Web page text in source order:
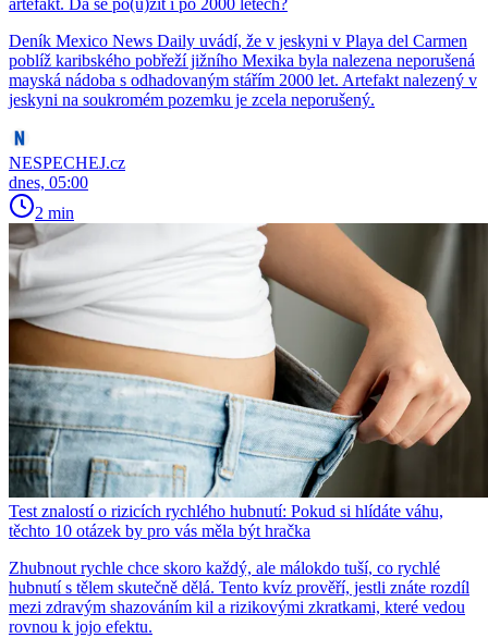
artefakt. Dá se po(u)žít i po 2000 letech?
Deník Mexico News Daily uvádí, že v jeskyni v Playa del Carmen
poblíž karibského pobřeží jižního Mexika byla nalezena neporušená
mayská nádoba s odhadovaným stářím 2000 let. Artefakt nalezený v
jeskyni na soukromém pozemku je zcela neporušený.
NESPECHEJ.cz
dnes, 05:00
2 min
Test znalostí o rizicích rychlého hubnutí: Pokud si hlídáte váhu,
těchto 10 otázek by pro vás měla být hračka
Zhubnout rychle chce skoro každý, ale málokdo tuší, co rychlé
hubnutí s tělem skutečně dělá. Tento kvíz prověří, jestli znáte rozdíl
mezi zdravým shazováním kil a rizikovými zkratkami, které vedou
rovnou k jojo efektu.